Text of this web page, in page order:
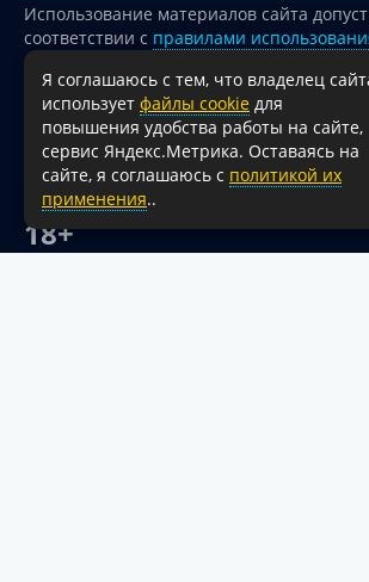
Использование материалов сайта
соответствии с правилами
опубликованных на сайте
При перепечатке и использовании
на источник обязательна.
Для сайтов и страниц сети Интернет
активная гиперссылка на официальный
администрации Туапсинского
18+
Я соглашаюсь с тем, что владелец
использует файлы cookie для
повышения удобства работы на сайте,
сервис Яндекс.Метрика. Оставаясь на
сайте, я соглашаюсь с политикой их
применения..